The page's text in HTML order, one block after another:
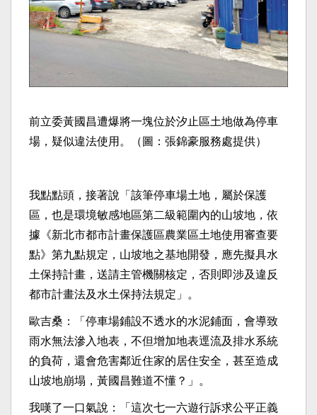
前立委黃國昌遭爆將一塊位於汐止區土地做為停車
場，疑似違法使用。（圖：張錦豪服務處提供）
我點點頭，接著說「該筆停車場土地，屬於保護
區，也是環境敏感地區第二級範圍內的山坡地，依
據《新北市都市計畫保護區農業區土地使用審查要
點》第九點規定，山坡地之基地開發，應先擬具水
土保持計畫，送請主管機關核定，否則即涉及違反
都市計畫法及水土保持法規定」。
歐吉桑：「停車場鋪設不透水的水泥鋪面，會導致
雨水無法滲入地表，不但增加地表逕流及排水系統
的負荷，還會危害鄰近住家的居住安全，甚至造成
山坡地崩塌，黃國昌難道不懂？」。
我嘆了一口氣說：「這次七一六遊行訴求公平正義